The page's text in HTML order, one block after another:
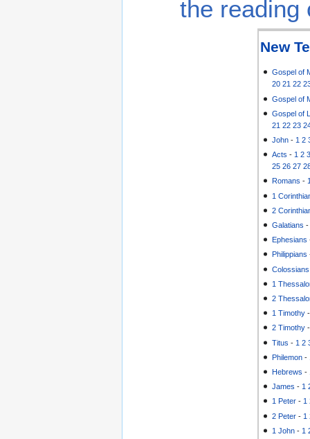
the reading
New
Gospel of
20 21 22
Gospel of
Gospel of
21 22 23
John - 1 2
Acts - 1 2
25 26 27
Romans -
1
2
Galatians
Ephesians
Philippians
Colossians
1
2
1 Timothy
2 Timothy
Titus - 1 2
Philemon -
Hebrews -
James - 1
1 Peter - 1
2 Peter - 1
1 John - 1